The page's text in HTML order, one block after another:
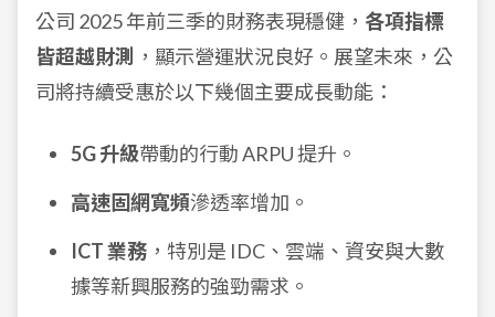
公司 2025 年前三季的財務表現穩健， 各項指標
皆超越財測 ，顯示營運狀況良好。展望未來，公
司將持續受惠於以下幾個主要成長動能：
5G 升級帶動的行動 ARPU 提升。
高速固網寬頻滲透率增加。
ICT 業務 ，特別是 IDC、雲端、資安與大數
據等新興服務的強勁需求。